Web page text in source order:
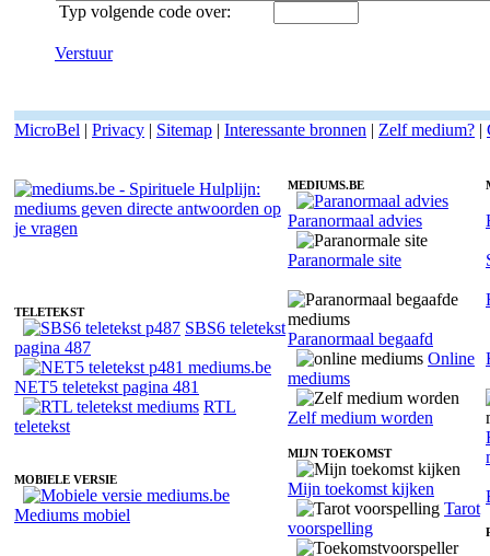
Typ volgende code over:
Verstuur
MicroBel | Privacy | Sitemap | Interessante bronnen | Zelf medium? |
TELETEKST
SBS6 teletekst
pagina 487
NET5 teletekst pagina 481
RTL
teletekst
MOBIELE VERSIE
Mediums mobiel
MEDIUMS.BE
Paranormaal advies
Paranormale site
Paranormaal begaafd
Online
mediums
Zelf medium worden
MIJN TOEKOMST
Mijn toekomst kijken
Tarot
voorspelling